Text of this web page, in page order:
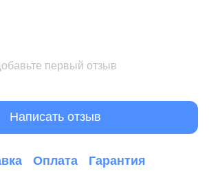
первый отзыв
Написать отзыв
Оплата Гарантия